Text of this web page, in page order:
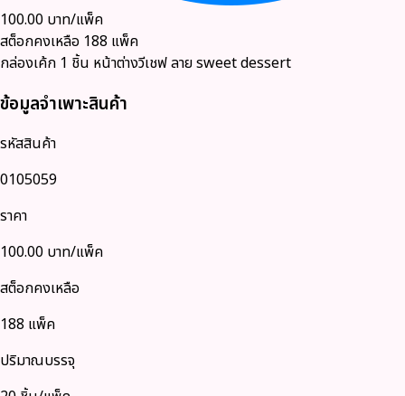
100.00 บาท/แพ็ค
สต็อกคงเหลือ 188 แพ็ค
กล่องเค้ก 1 ชิ้น หน้าต่างวีเชฟ ลาย sweet dessert
ข้อมูลจำเพาะสินค้า
รหัสสินค้า
0105059
ราคา
100.00 บาท/แพ็ค
สต็อกคงเหลือ
188 แพ็ค
ปริมาณบรรจุ